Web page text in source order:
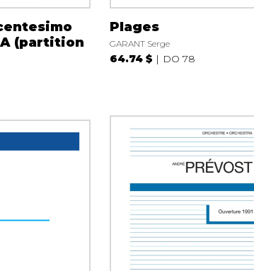
(partition
Plages
GARANT Serge
64.74 $ DO 78